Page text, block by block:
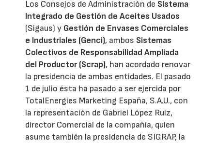
Los Consejos de Administración de Sistema
Integrado de Gestión de Aceites Usados
(Sigaus) y Gestión de Envases Comerciales
e Industriales (Genci), ambos Sistemas
Colectivos de Responsabilidad Ampliada
del Productor (Scrap), han acordado renovar
la presidencia de ambas entidades. El pasado
1 de julio ésta ha pasado a ser ejercida por
TotalEnergies Marketing España, S.A.U., con
la representación de Gabriel López Ruiz,
director Comercial de la compañía, quien
asume también la presidencia de SIGRAP, la